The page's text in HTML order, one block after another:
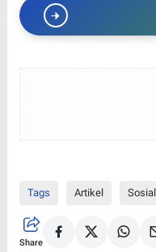
Tags Artikel Sosial
Share